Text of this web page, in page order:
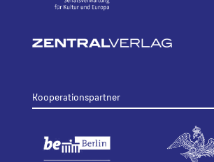
Kooperationspartner